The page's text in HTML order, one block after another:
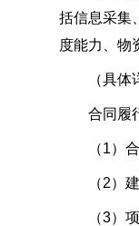
括信息采集
度能力、物
（具体详
合同履
（1）合
（2）建
（3）项